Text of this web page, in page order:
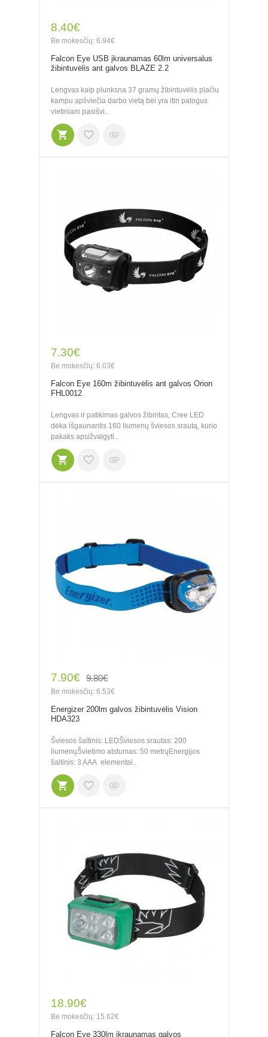
8.40€
Be mokesčių: 6.94€
Falcon Eye USB įkraunamas 60lm universalus
žibintuvėlis ant galvos BLAZE 2.2
Lengvas kaip plunksna 37 gramų žibintuvėlis plačiu
kampu apšviečia darbo vietą bei yra itin patogus
vietiniam pasišvi..
7.30€
Be mokesčių: 6.03€
Falcon Eye 160m žibintuvėlis ant galvos Orion
FHL0012
Lengvas ir patikimas galvos žibintas, Cree LED
dėka išgaunantis 160 liumenų šviesos srautą, kurio
pakaks apsižvalgyti..
7.90€ 9.80€
Be mokesčių: 6.53€
Energizer 200lm galvos žibintuvėlis Vision
HDA323
Šviesos šaltinis: LEDŠviesos srautas: 200
liumenųŠvietimo atstumas: 50 metrųEnergijos
šaltinis: 3 AAA elementai..
18.90€
Be mokesčių: 15.62€
Falcon Eye 330lm įkraunamas galvos